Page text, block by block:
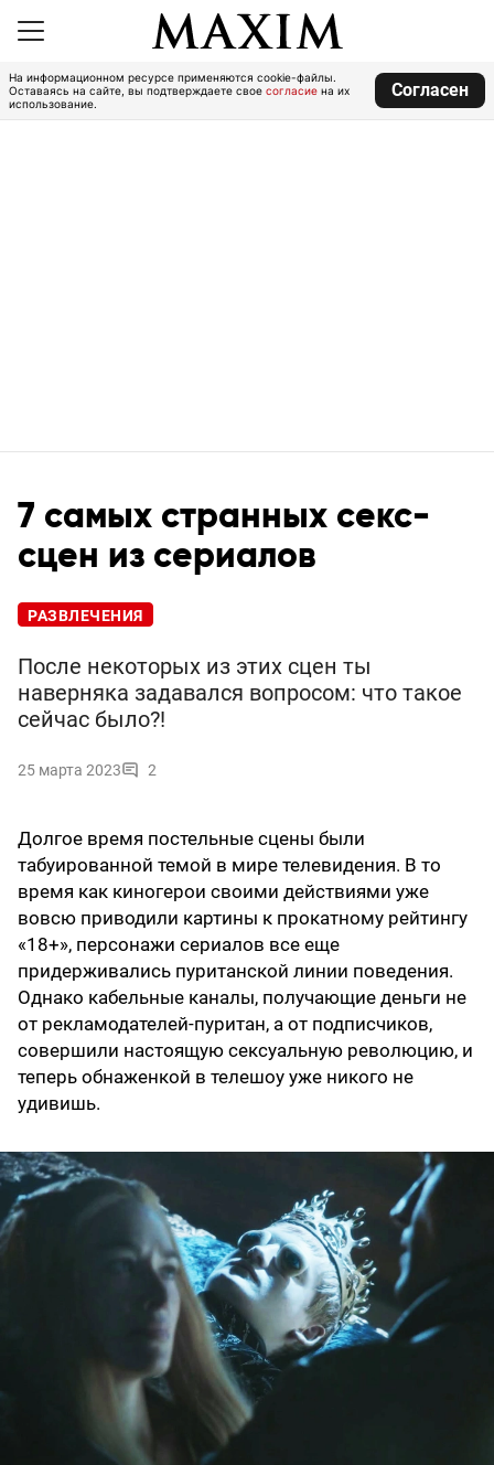
На информационном ресурсе применяются cookie-файлы.
Оставаясь на сайте, вы подтверждаете свое согласие на их
использование.
Согласен
7 самых странных секс-
сцен из сериалов
РАЗВЛЕЧЕНИЯ
После некоторых из этих сцен ты
наверняка задавался вопросом: что такое
сейчас было?!
25 марта 2023 2
Долгое время постельные сцены были
табуированной темой в мире телевидения. В то
время как киногерои своими действиями уже
вовсю приводили картины к прокатному рейтингу
«18+», персонажи сериалов все еще
придерживались пуританской линии поведения.
Однако кабельные каналы, получающие деньги не
от рекламодателей-пуритан, а от подписчиков,
совершили настоящую сексуальную революцию, и
теперь обнаженкой в телешоу уже никого не
удивишь.